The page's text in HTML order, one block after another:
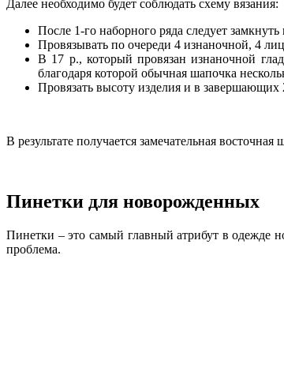
Далее необходимо будет соблюдать схему вязания:
После 1-го наборного ряда следует
Провязывать по очереди 4 изнаночной, 4
В 17 р., который провязан изнаночной
благодаря которой обычная шапочка
Провязать высоту изделия и в завершающих
В результате получается замечательная
Пинетки для новорожденных
Пинетки – это самый главный атрибут в одежде
проблема.